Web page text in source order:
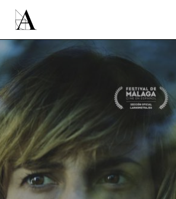
ÚNETE A LA ACADEMIA DE CINE